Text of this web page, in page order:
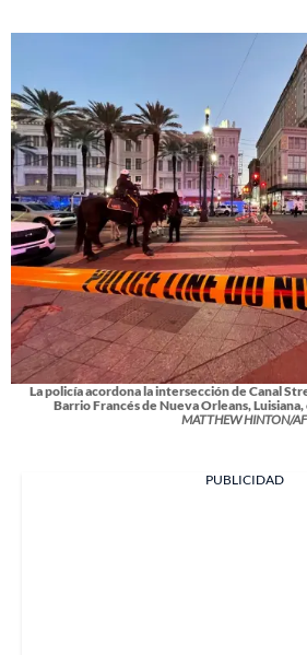
La policía acordona la intersección de Canal
Barrio Francés de Nueva Orleans,
MATTHEW HINTON/
PUBLICIDAD